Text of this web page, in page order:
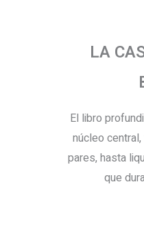
LA
El libro
núcleo
pares, hasta
que